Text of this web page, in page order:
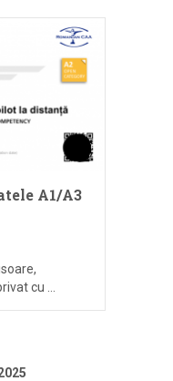
A1/A3
cu …